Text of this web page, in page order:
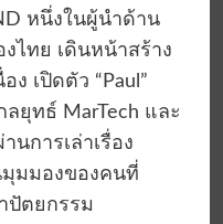
หนึ่งในผู้นำด้าน
ไทย เดินหน้าสร้าง
เปิดตัว “Paul”
ยุทธ์ MarTech และ
การเล่าเรื่อง
มมองของคนที่
ปัตยกรรม